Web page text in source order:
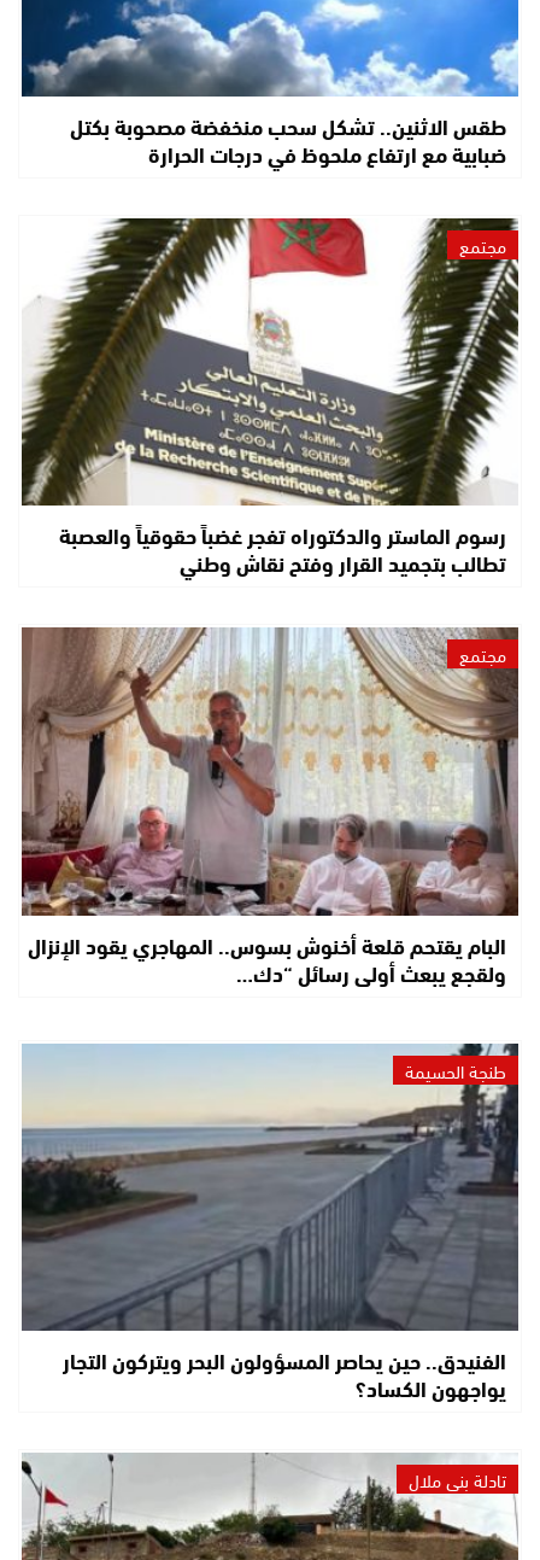
طقس الاثنين.. تشكل سحب منخفضة مصحوبة بكتل
ضبابية مع ارتفاع ملحوظ في درجات الحرارة
مجتمع
رسوم الماستر والدكتوراه تفجر غضباً حقوقياً والعصبة
تطالب بتجميد القرار وفتح نقاش وطني
مجتمع
البام يقتحم قلعة أخنوش بسوس.. المهاجري يقود الإنزال
ولقجع يبعث أولى رسائل “دك…
طنجة الحسيمة
الفنيدق.. حين يحاصر المسؤولون البحر ويتركون التجار
يواجهون الكساد؟
تادلة بني ملال